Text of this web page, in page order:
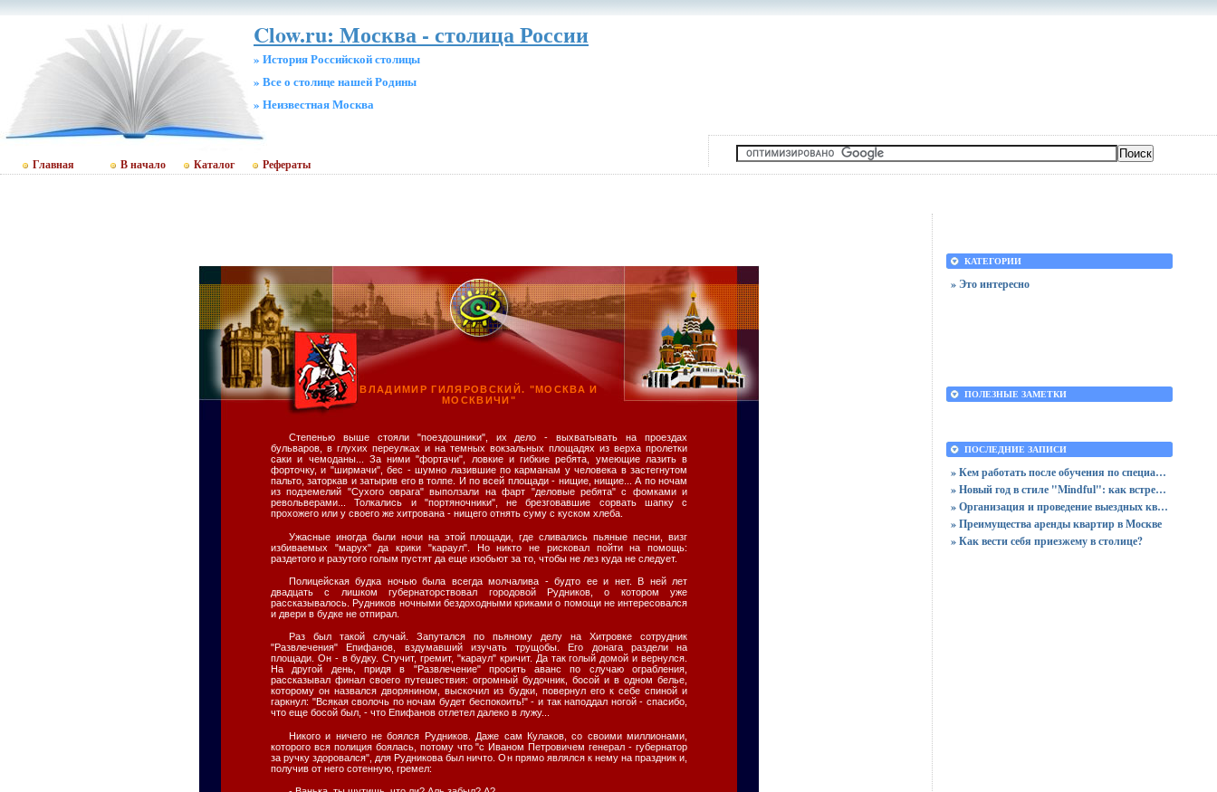
Clow.ru: Москва - столица России
» История Российской столицы
» Все о столице нашей Родины
» Неизвестная Москва
Главная В начало Каталог Рефераты
ВЛАДИМИР ГИЛЯРОВСКИЙ. "МОСКВА И
МОСКВИЧИ"
Степенью выше стояли "поездошники", их дело - выхватывать на проездах
бульваров, в глухих переулках и на темных вокзальных площадях из верха пролетки
саки и чемоданы... За ними "фортачи", ловкие и гибкие ребята, умеющие лазить в
форточку, и "ширмачи", бес - шумно лазившие по карманам у человека в застегнутом
пальто, заторкав и затырив его в толпе. И по всей площади - нищие, нищие... А по ночам
из подземелий "Сухого оврага" выползали на фарт "деловые ребята" с фомками и
револьверами... Толкались и "портяночники", не брезговавшие сорвать шапку с
прохожего или у своего же хитрована - нищего отнять суму с куском хлеба.
Ужасные иногда были ночи на этой площади, где сливались пьяные песни, визг
избиваемых "марух" да крики "караул". Но никто не рисковал пойти на помощь:
раздетого и разутого голым пустят да еще изобьют за то, чтобы не лез куда не следует.
Полицейская будка ночью была всегда молчалива - будто ее и нет. В ней лет
двадцать с лишком губернаторствовал городовой Рудников, о котором уже
рассказывалось. Рудников ночными бездоходными криками о помощи не интересовался
и двери в будке не отпирал.
Раз был такой случай. Запутался по пьяному делу на Хитровке сотрудник
"Развлечения" Епифанов, вздумавший изучать трущобы. Его донага раздели на
площади. Он - в будку. Стучит, гремит, "караул" кричит. Да так голый домой и вернулся.
На другой день, придя в "Развлечение" просить аванс по случаю ограбления,
рассказывал финал своего путешествия: огромный будочник, босой и в одном белье,
которому он назвался дворянином, выскочил из будки, повернул его к себе спиной и
гаркнул: "Всякая сволочь по ночам будет беспокоить!" - и так наподдал ногой - спасибо,
что еще босой был, - что Епифанов отлетел далеко в лужу...
Никого и ничего не боялся Рудников. Даже сам Кулаков, со своими миллионами,
которого вся полиция боялась, потому что "с Иваном Петровичем генерал - губернатор
за ручку здоровался", для Рудникова был ничто. Он прямо являлся к нему на праздник и,
получив от него сотенную, гремел:
КАТЕГОРИИ
» Это интересно
ПОЛЕЗНЫЕ ЗАМЕТКИ
ПОСЛЕДНИЕ ЗАПИСИ
» Кем работать после обучения по специальности «Логистика»
» Новый год в стиле "Mindful": как встретить праздник, оставшись в сознании
» Организация и проведение выездных квизов
» Преимущества аренды квартир в Москве
» Как вести себя приезжему в столице?